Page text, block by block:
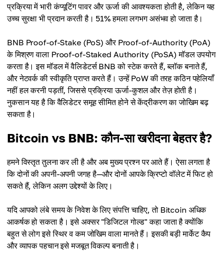
प्रक्रिया में भारी कंप्यूटिंग पावर और ऊर्जा की आवश्यकता होती है, लेकिन यह
उच्च सुरक्षा भी प्रदान करती है। 51% हमला लगभग असंभव हो जाता है।
BNB Proof-of-Stake (PoS) और Proof-of-Authority (PoA)
के मिश्रण वाला Proof-of-Staked Authority (PoSA) मॉडल उपयोग
करता है। इस मॉडल में वैलिडेटर्स BNB को स्टेक करते हैं, ब्लॉक बनाते हैं,
और नेटवर्क की स्वीकृति प्राप्त करते हैं। उन्हें PoW की तरह कठिन पहेलियाँ
नहीं हल करनी पड़तीं, जिससे प्रक्रिया ऊर्जा-कुशल और तेज़ होती है।
नुकसान यह है कि वैलिडेटर समूह सीमित होने से केंद्रीकरण का जोखिम बढ़
सकता है।
Bitcoin vs BNB: कौन-सा खरीदना बेहतर है?
हमने विस्तृत तुलना कर ली है और अब मुख्य प्रश्न पर आते हैं। ऐसा लगता है
कि दोनों की अपनी-अपनी जगह है—और दोनों आपके क्रिप्टो वॉलेट में फिट हो
सकते हैं, लेकिन अलग उद्देश्यों के लिए।
यदि आपको लंबे समय के निवेश के लिए संपत्ति चाहिए, तो Bitcoin अधिक
आकर्षक हो सकता है। इसे अक्सर "डिजिटल गोल्ड" कहा जाता है क्योंकि
बहुत से लोग इसे स्थिर व कम जोखिम वाला मानते हैं। इसकी बड़ी मार्केट कैप
और व्यापक पहचान इसे मजबूत विकल्प बनाती है।